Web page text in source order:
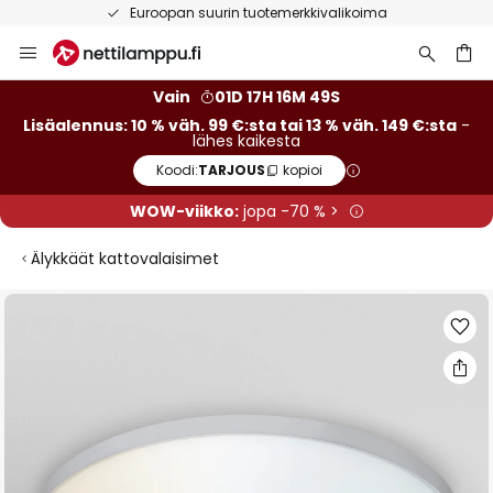
Euroopan suurin tuotemerkkivalikoima
to
Vain
01D 17H 16M 49S
Lisäalennus: 10 % väh. 99 €:sta tai 13 % väh. 149 €:sta -
lähes kaikesta
Koodi:TARJOUS kopioi
WOW-viikko:jopa -70 % >
Älykkäät kattovalaisimet
Skip